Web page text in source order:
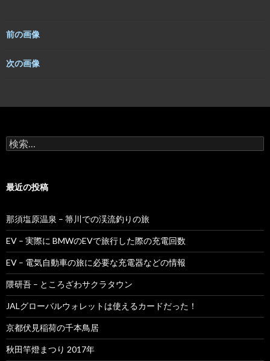
o
k
前の画像
次の画像
検
索:
最近の投稿
那須塩原温泉 – 箒川での渓流釣りの旅
EV – 実際に BMWのEVで旅行した際の充電回数
EV – 電気自動車の旅に必要な充電器などの情報
隈研吾 – ところざわサクラタウン
JALグローバルウォレットは使えるカードだった！
京都伏見稲荷の千本鳥居
秋田竿燈まつり 2017年